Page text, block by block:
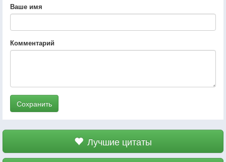
Ваше имя
Комментарий
Сохранить
Лучшие цитаты